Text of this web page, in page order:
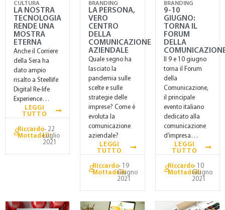
CULTURA
LA NOSTRA
TECNOLOGIA
RENDE UNA
MOSTRA
ETERNA
Anche il Corriere
della Sera ha
dato ampio
risalto a Steellife
Digital Re-life
Experience…
LEGGI
TUTTO
Riccardo
Mottadelli
- 22
Luglio
2021
BRANDING
LA PERSONA,
VERO
CENTRO
DELLA
COMUNICAZIONE
AZIENDALE
Quale segno ha
lasciato la
pandemia sulle
scelte e sulle
strategie delle
imprese? Come è
evoluta la
comunicazione
aziendale?
LEGGI
TUTTO
Riccardo
Mottadelli
- 19
Giugno
2021
BRANDING
9-10
GIUGNO:
TORNA IL
FORUM
DELLA
Il 9 e 10 giugno
torna il Forum
della
Comunicazione,
il principale
evento italiano
dedicato alla
comunicazione
d’impresa…
LEGGI
TUTTO
Riccardo
Mottadelli
- 10
Giugno
2021